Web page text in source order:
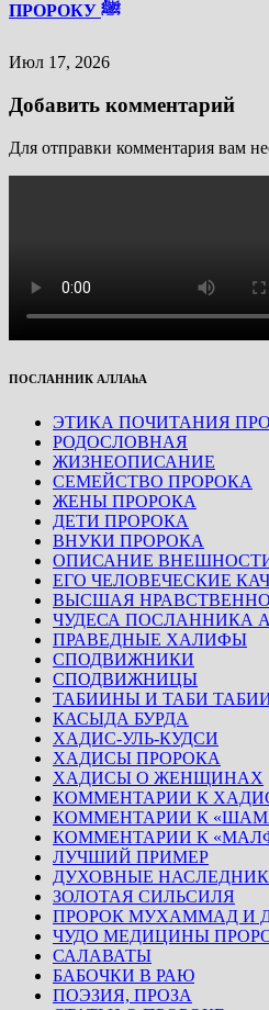
ПРОРОКУ ﷺ
Июл 17, 2026
Добавить комментарий
Для отправки комментария вам
ПОСЛАННИК АЛЛАhА
ЭТИКА ПОЧИТАНИЯ
РОДОСЛОВНАЯ
ЖИЗНЕОПИСАНИЕ
СЕМЕЙСТВО ПРОРОКА
ЖЕНЫ ПРОРОКА
ДЕТИ ПРОРОКА
ВНУКИ ПРОРОКА
ОПИСАНИЕ
ЕГО ЧЕЛОВЕЧЕСКИЕ
ВЫСШАЯ
ЧУДЕСА ПОСЛАННИКА
ПРАВЕДНЫЕ ХАЛИФЫ
СПОДВИЖНИКИ
СПОДВИЖНИЦЫ
ТАБИИНЫ И ТАБИ
КАСЫДА БУРДА
ХАДИС-УЛЬ-КУДСИ
ХАДИСЫ ПРОРОКА
ХАДИСЫ О ЖЕНЩИНАХ
КОММЕНТАРИИ К
КОММЕНТАРИИ К
КОММЕНТАРИИ К
ЛУЧШИЙ ПРИМЕР
ДУХОВНЫЕ
ЗОЛОТАЯ СИЛЬСИЛЯ
ПРОРОК МУХАММАД И
ЧУДО МЕДИЦИНЫ
САЛАВАТЫ
БАБОЧКИ В РАЮ
ПОЭЗИЯ, ПРОЗА